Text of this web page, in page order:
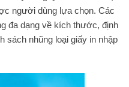
người dùng lựa chọn. Các
đa dạng về kích thước, định
sách nhũng loại giấy in nhập